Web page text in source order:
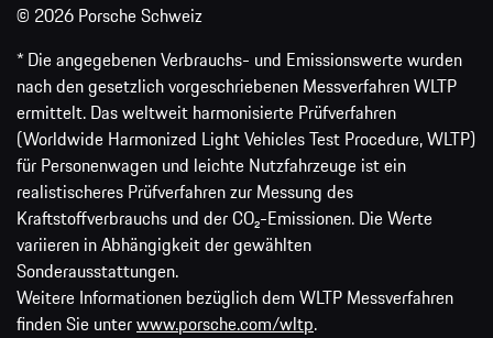
© 2026 Porsche Schweiz
* Die angegebenen Verbrauchs- und Emissionswerte wurden
nach den gesetzlich vorgeschriebenen Messverfahren WLTP
ermittelt. Das weltweit harmonisierte Prüfverfahren
(Worldwide Harmonized Light Vehicles Test Procedure, WLTP)
für Personenwagen und leichte Nutzfahrzeuge ist ein
realistischeres Prüfverfahren zur Messung des
Kraftstoffverbrauchs und der CO₂-Emissionen. Die Werte
variieren in Abhängigkeit der gewählten
Sonderausstattungen.
Weitere Informationen bezüglich dem WLTP Messverfahren
finden Sie unterwww.porsche.com/wltp.